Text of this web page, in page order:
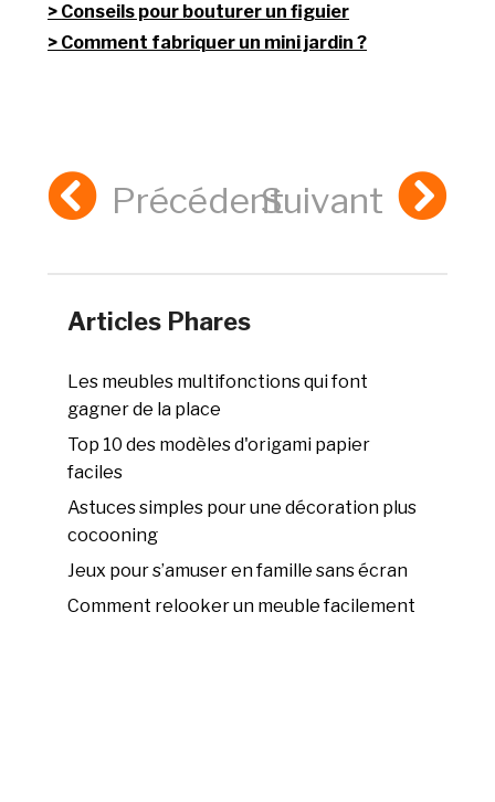
Conseils pour bouturer un figuier
Comment fabriquer un mini jardin ?
PrécédentSuivant
Articles Phares
Les meubles multifonctions qui font
gagner de la place
Top 10 des modèles d'origami papier
faciles
Astuces simples pour une décoration plus
cocooning
Jeux pour s’amuser en famille sans écran
Comment relooker un meuble facilement